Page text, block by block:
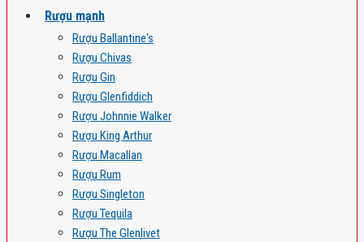
Rượu mạnh
Rượu Ballantine's
Rượu Chivas
Rượu Gin
Rượu Glenfiddich
Rượu Johnnie Walker
Rượu King Arthur
Rượu Macallan
Rượu Rum
Rượu Singleton
Rượu Tequila
Rượu The Glenlivet